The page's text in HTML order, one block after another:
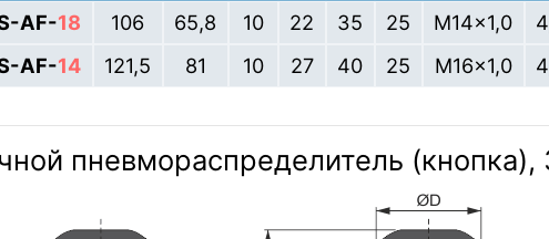
AF-18 106 65,8 10 22 35 25 M14×1,0
AF-14 121,5 81 10 27 40 25 M16×1,0
пневмораспределитель (кнопка),